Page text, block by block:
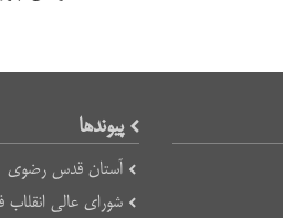
پیوند‌ها
آستان قدس رضوی
شورای عالی